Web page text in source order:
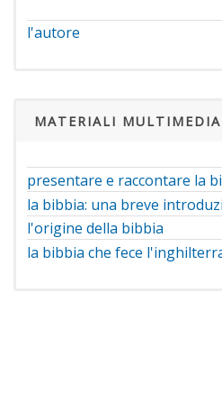
l'autore
MATERIALI
presentare e raccontare la
la bibbia: una breve
l'origine della bibbia
la bibbia che fece